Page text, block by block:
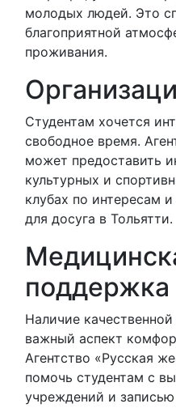
молодых людей. Это
благоприятной
проживания.
Студентам хочется
свободное время.
может предоставить
культурных и
клубах по интересам
для досуга в Тольятти.
поддержка
Наличие
важный аспект
Агентство «Русская
помочь студентам с
учреждений и